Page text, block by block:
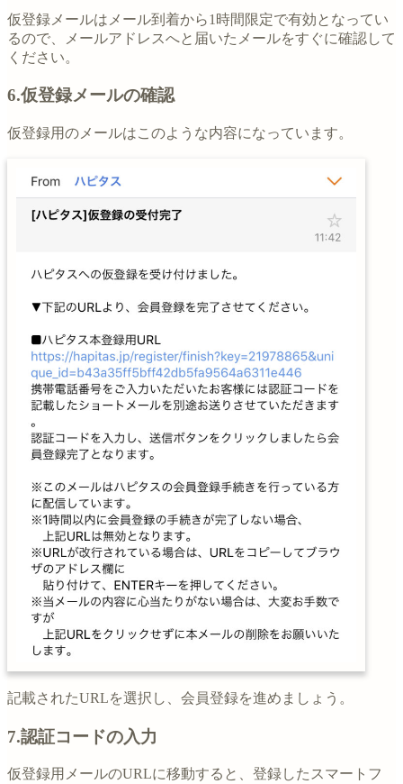
仮登録メールはメール到着から1時間限定で有効となってい
るので、メールアドレスへと届いたメールをすぐに確認して
ください。
6.仮登録メールの確認
仮登録用のメールはこのような内容になっています。
記載されたURLを選択し、会員登録を進めましょう。
7.認証コードの入力
仮登録用メールのURLに移動すると、登録したスマートフ